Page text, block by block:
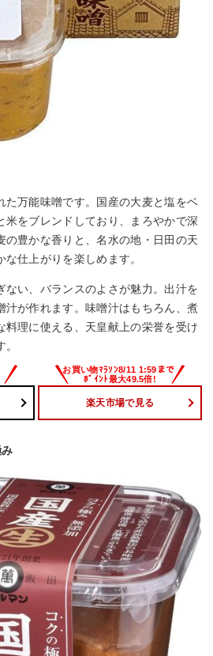
た万能味噌です。国産の大麦と塩をベ
米をブレンドしており、まろやかで深
の豊かな香りと、名水の地・日田の天
仕上がりを楽しめます。
ない、バランスのよさが魅力。出汁を
汁が作れます。味噌汁はもちろん、煮
料理に使える、天皇献上の栄誉を受け
楽天市場で見る